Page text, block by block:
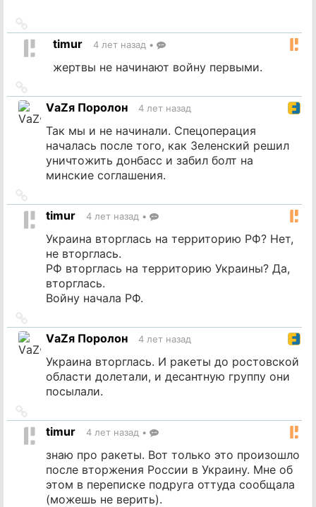
на
источник
timur 4 лет назад •
жертвы не начинают войну первыми.
на
источник
VаZя Поролон 4 лет назад
Так мы и не начинали. Спецоперация
началась после того, как Зеленский решил
уничтожить донбасс и забил болт на
минские соглашения.
на
источник
timur 4 лет назад •
Украина вторглась на территорию РФ? Нет,
не вторглась.
РФ вторглась на территорию Украины? Да,
вторглась.
Войну начала РФ.
на
источник
VаZя Поролон 4 лет назад
Украина вторглась. И ракеты до ростовской
области долетали, и десантную группу они
посылали.
на
источник
timur 4 лет назад •
знаю про ракеты. Вот только это произошло
после вторжения России в Украину. Мне об
этом в переписке подруга оттуда сообщала
(можешь не верить).